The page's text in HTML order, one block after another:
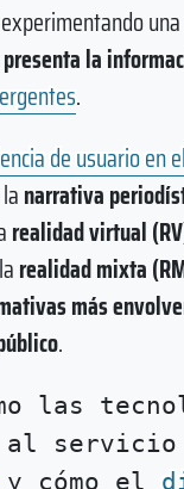
la
.
de usuario en
narrativa
realidad virtual
realidad mixta
más
.
las
al
y cómo el